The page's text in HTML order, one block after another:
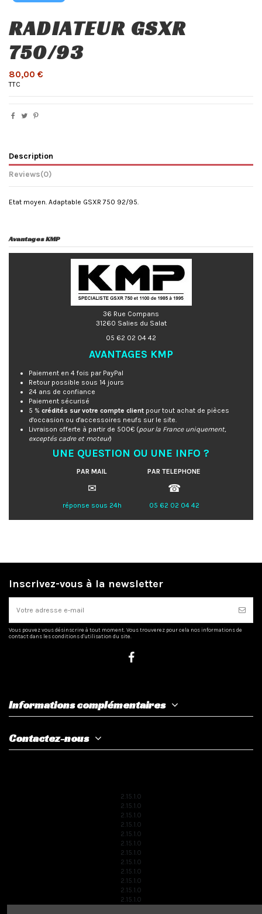
RADIATEUR GSXR
750/93
80,00 €
TTC
Description
Reviews(0)
Etat moyen. Adaptable GSXR 750 92/95.
Avantages KMP
36 Rue Compans
31260 Salies du Salat
05 62 02 04 42
AVANTAGES KMP
Paiement en 4 fois par PayPal
Retour possible sous 14 jours
24 ans de confiance
Paiement sécurisé
5 % crédités sur votre compte client pour tout achat de pièces
d'occasion ou d'accessoires neufs sur le site.
Livraison offerte à partir de 500€ (pour la France uniquement,
exceptés cadre et moteur)
UNE QUESTION OU UNE INFO ?
PAR MAIL PAR TELEPHONE
✉ ☎
réponse sous 24h 05 62 02 04 42
Inscrivez-vous à la newsletter
Vous pouvez vous désinscrire à tout moment. Vous trouverez pour cela nos informations de
contact dans les conditions d'utilisation du site.
Informations complémentaires
Contactez-nous
2.15.1.0
2.15.1.0
2.15.1.0
2.15.1.0
2.15.1.0
2.15.1.0
2.15.1.0
2.15.1.0
2.15.1.0
2.15.1.0
2.15.1.0
2.15.1.0